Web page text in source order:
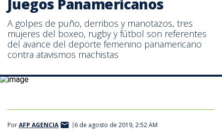
Juegos Panamericanos
A golpes de puño, derribos y manotazos, tres
mujeres del boxeo, rugby y fútbol son referentes
del avance del deporte femenino panamericano
contra atavismos machistas
Deportistas que vencen prejuicios machistas en los Juegos
PorAFP AGENCIA 6 de agosto de 2019, 2:52 AM